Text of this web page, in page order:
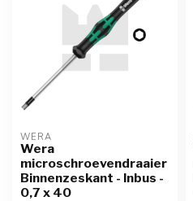
WERA
Wera
microschroevendraaier
Binnenzeskant - Inbus -
0,7 x 40